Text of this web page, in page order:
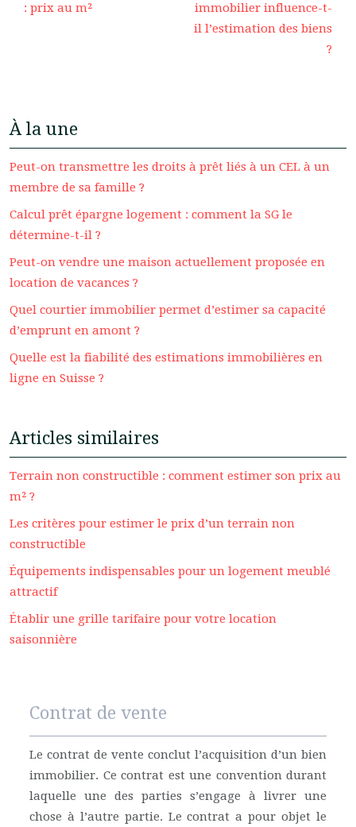
: prix au m²
immobilier influence-t-
il l’estimation des biens
?
À la une
Peut-on transmettre les droits à prêt liés à un CEL à un
membre de sa famille ?
Calcul prêt épargne logement : comment la SG le
détermine-t-il ?
Peut-on vendre une maison actuellement proposée en
location de vacances ?
Quel courtier immobilier permet d’estimer sa capacité
d’emprunt en amont ?
Quelle est la fiabilité des estimations immobilières en
ligne en Suisse ?
Articles similaires
Terrain non constructible : comment estimer son prix au
m² ?
Les critères pour estimer le prix d’un terrain non
constructible
Équipements indispensables pour un logement meublé
attractif
Établir une grille tarifaire pour votre location
saisonnière
Contrat de vente
Le contrat de vente conclut l’acquisition d’un bien
immobilier. Ce contrat est une convention durant
laquelle une des parties s’engage à livrer une
chose à l’autre partie. Le contrat a pour objet le